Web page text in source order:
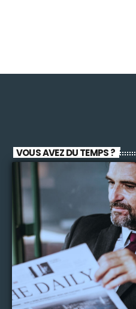
VOUS AVEZ DU TEMPS ?